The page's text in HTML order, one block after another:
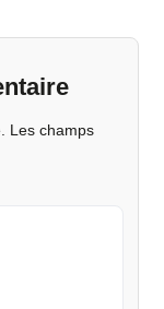
Les champs